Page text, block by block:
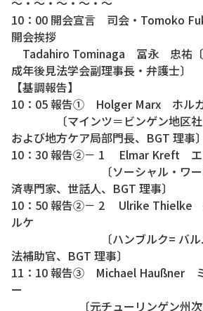
10：00 開会宣言 司会・Tomoko
開会挨拶
Tadahiro Tominaga 冨永 忠祐〔
成年後見法学会副理事長・弁護士〕
【基調報告】
10：05 報告① Holger Marx ホルガ
〔マインツ＝ビンゲン地区社
および地方ケア局部門長、BGT 理事〕
10：30 報告②－ 1 Elmar Kreft エ
〔ソーシャル・ワーカー
済専門家、世話人、BGT 理事〕
10：50 報告②－ 2 Ulrike Thielke
ルケ
〔ハンブルク= バルムベ
法補助官、BGT 理事〕
11：10 報告③ Michael Haußner
ー
〔元チューリンゲン州次官